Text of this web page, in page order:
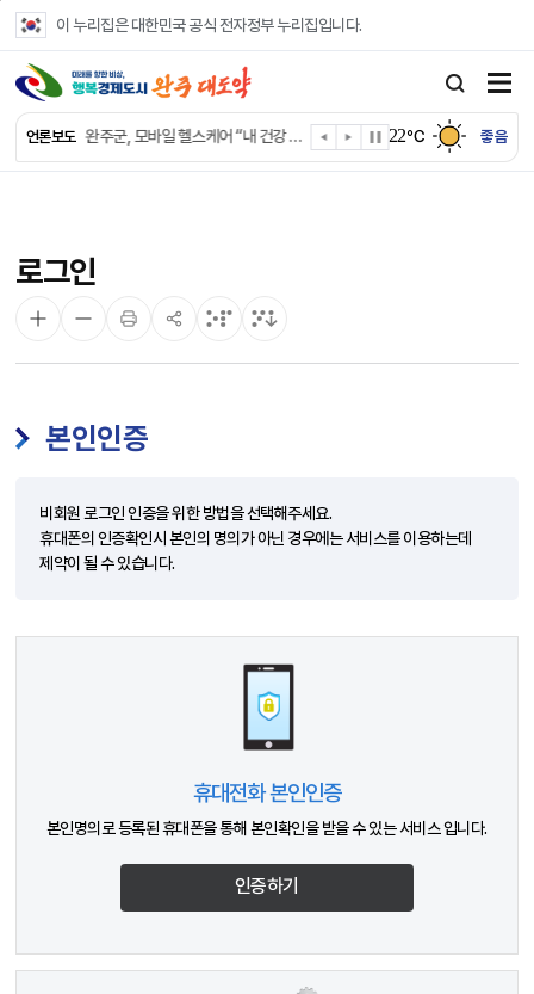
이 누리집은 대한민국 공식 전자정부 누리집입니다.
언론보도
완주군, ‘수의계약 총량제’ 개편 운영
완주군, 읍·면별 의료 환경 다각도 진단한다
완주군, 모바일 헬스케어 “내 건강 변화 직접 확인”
완주군 “여름휴가철 청소년 안전 지킨다”
22℃ 좋음
로그인
본인인증
비회원 로그인 인증을 위한 방법을 선택해주세요.
휴대폰의 인증확인시 본인의 명의가 아닌 경우에는 서비스를 이용하는데
제약이 될 수 있습니다.
휴대전화 본인인증
본인명의로 등록된 휴대폰을 통해 본인확인을 받을 수 있는 서비스 입니다.
인증하기